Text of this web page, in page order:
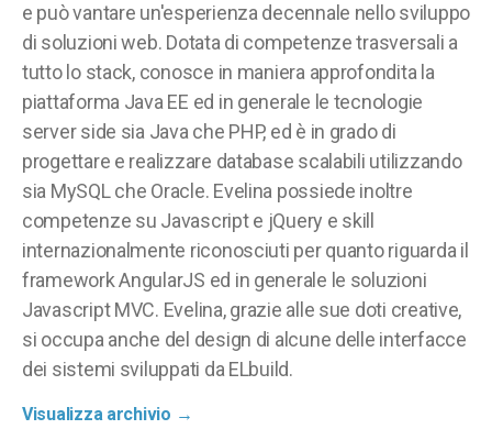
e può vantare un'esperienza decennale nello sviluppo
di soluzioni web. Dotata di competenze trasversali a
tutto lo stack, conosce in maniera approfondita la
piattaforma Java EE ed in generale le tecnologie
server side sia Java che PHP, ed è in grado di
progettare e realizzare database scalabili utilizzando
sia MySQL che Oracle. Evelina possiede inoltre
competenze su Javascript e jQuery e skill
internazionalmente riconosciuti per quanto riguarda il
framework AngularJS ed in generale le soluzioni
Javascript MVC. Evelina, grazie alle sue doti creative,
si occupa anche del design di alcune delle interfacce
dei sistemi sviluppati da ELbuild.
Visualizza archivio →